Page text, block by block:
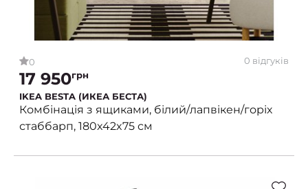
0 0 відгуків
17 950грн
IKEA BESTA (ИКЕА БЕСТА)
Комбінація з ящиками, білий/лапвікен/горіх
стаббарп, 180x42x75 см